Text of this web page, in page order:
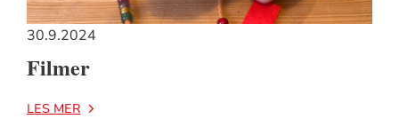
30.9.2024
Filmer
LES MER